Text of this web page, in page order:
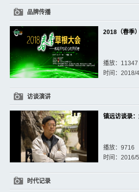
品牌传播
2018（春季
播放：11347
时间：2018/
访谈演讲
镇远访谈录：
播放：9716
时间：2016/
时代记录